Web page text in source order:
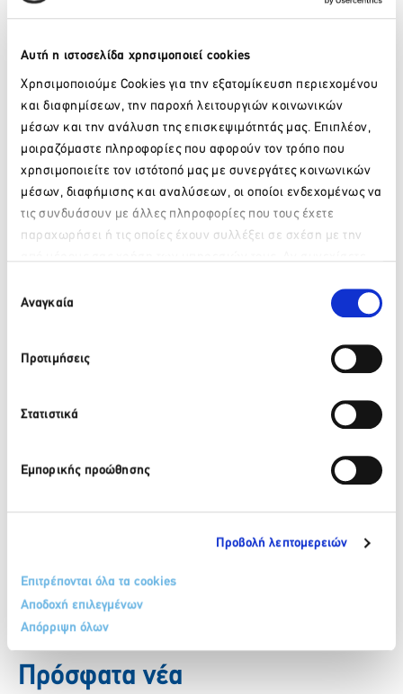
Αυτή η ιστοσελίδα χρησιμοποιεί cookies
Χρησιμοποιούμε Cookies για την εξατομίκευση περιεχομένου
και διαφημίσεων, την παροχή λειτουργιών κοινωνικών
μέσων και την ανάλυση της επισκεψιμότητάς μας. Επιπλέον,
μοιραζόμαστε πληροφορίες που αφορούν τον τρόπο που
χρησιμοποιείτε τον ιστότοπό μας με συνεργάτες κοινωνικών
μέσων, διαφήμισης και αναλύσεων, οι οποίοι ενδεχομένως να
τις συνδυάσουν με άλλες πληροφορίες που τους έχετε
παραχωρήσει ή τις οποίες έχουν συλλέξει σε σχέση με την
των Cookies μας.
συγκατάθεσης
Αναγκαία
Προτιμήσεις
Στατιστικά
Εμπορικής προώθησης
Προβολή λεπτομερειών
Επιτρέπονται όλα τα cookies
Αποδοχή επιλεγμένων
Απόρριψη όλων
Τα προγράμματα αυτά παρέχονται δωρεάν στους
Τα έντυπα της μορφής
παράγονται κατά
και με το έξυπνο
υψηλά ποσοστά διατηρησιμότητας αλλά και ενίσχυσης του
Πρόσφατα νέα